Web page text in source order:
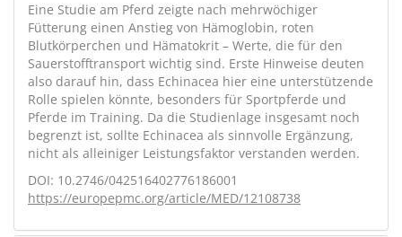
Eine Studie am Pferd zeigte nach mehrwöchiger
Fütterung einen Anstieg von Hämoglobin, roten
Blutkörperchen und Hämatokrit – Werte, die für den
Sauerstofftransport wichtig sind. Erste Hinweise deuten
also darauf hin, dass Echinacea hier eine unterstützende
Rolle spielen könnte, besonders für Sportpferde und
Pferde im Training. Da die Studienlage insgesamt noch
begrenzt ist, sollte Echinacea als sinnvolle Ergänzung,
nicht als alleiniger Leistungsfaktor verstanden werden.
DOI: 10.2746/042516402776186001
https://europepmc.org/article/MED/12108738